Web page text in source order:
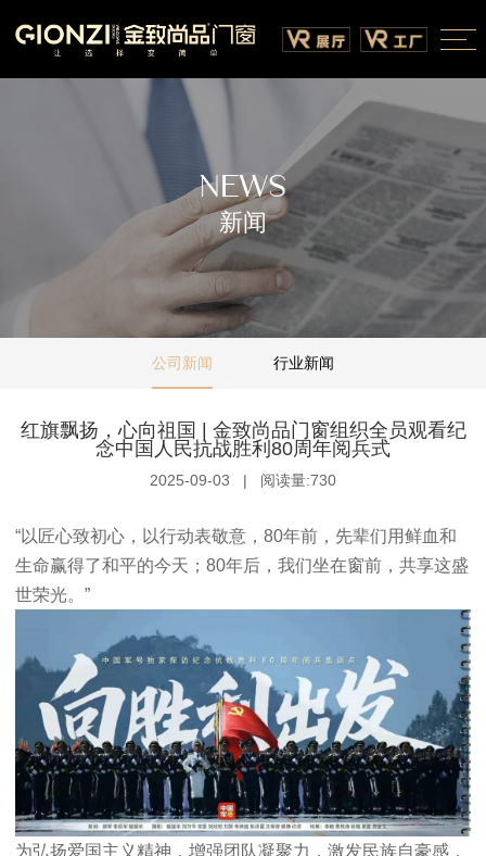
NEWS
新闻
公司新闻 行业新闻
红旗飘扬，心向祖国 | 金致尚品门窗组织全员观看纪
念中国人民抗战胜利80周年阅兵式
2025-09-03 | 阅读量:730
“以匠心致初心，以行动表敬意 ，80年前，先辈们用鲜血和
生命赢得了和平的今天 ；80年后，我们坐在窗前，共享这盛
世荣光。”
为弘扬爱国主义精神，增强团队凝聚力，激发民族自豪感，